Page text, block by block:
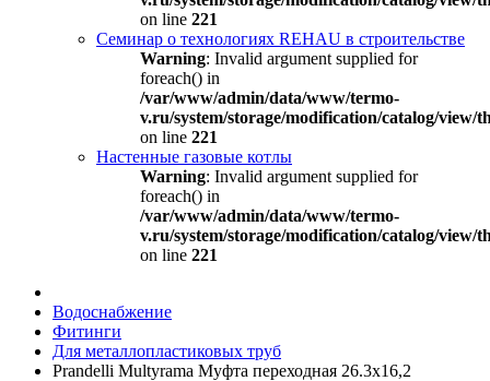
on line 221
Семинар о технологиях REHAU в строительстве
Warning: Invalid argument supplied for
foreach() in
/var/www/admin/data/www/termo-
v.ru/system/storage/modification/catalog/view/
on line 221
Настенные газовые котлы
Warning: Invalid argument supplied for
foreach() in
/var/www/admin/data/www/termo-
v.ru/system/storage/modification/catalog/view/
on line 221
Водоснабжение
Фитинги
Для металлопластиковых труб
Prandelli Multyrama Муфта переходная 26.3х16,2